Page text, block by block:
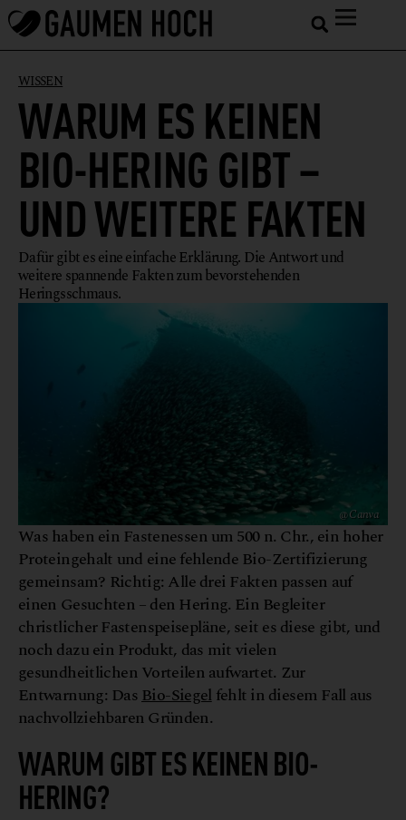
WISSEN
WARUM ES KEINEN
BIO-HERING GIBT –
UND WEITERE FAKTEN
Dafür gibt es eine einfache Erklärung. Die Antwort und
weitere spannende Fakten zum bevorstehenden
Heringsschmaus.
@ Canva
Was haben ein Fastenessen um 500 n. Chr., ein hoher
Proteingehalt und eine fehlende Bio-Zertifizierung
gemeinsam? Richtig: Alle drei Fakten passen auf
einen Gesuchten – den Hering. Ein Begleiter
christlicher Fastenspeisepläne, seit es diese gibt, und
noch dazu ein Produkt, das mit vielen
gesundheitlichen Vorteilen aufwartet. Zur
Entwarnung: DasBio-Siegelfehlt in diesem Fall aus
nachvollziehbaren Gründen.
WARUM GIBT ES KEINEN BIO-
HERING?